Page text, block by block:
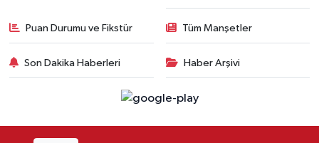
Puan Durumu ve Fikstür Tüm Manşetler
Son Dakika Haberleri Haber Arşivi